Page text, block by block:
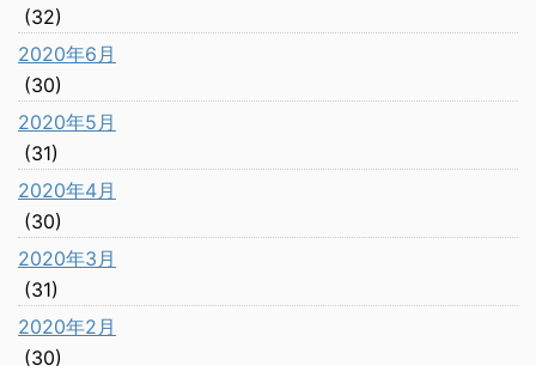
(32)
2020年6月
(30)
2020年5月
(31)
2020年4月
(30)
2020年3月
(31)
2020年2月
(30)